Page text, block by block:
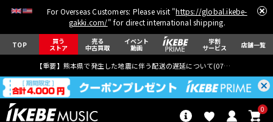
For Overseas Customers: Please visit "https://global.ikebe-
gakki.com/" for direct international shipping.
TOP 買う
ストア
売る
中古買取
イベント
動画
学割
サービス 店舗一覧
【重要】熊本県で発生した地震に伴う配送の遅延について(07月29日
0